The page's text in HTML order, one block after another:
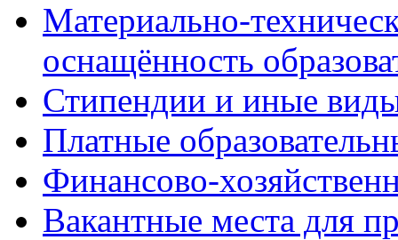
Материально-
оснащённость
Стипендии и иные
Платные
Финансово-
Вакантные места для